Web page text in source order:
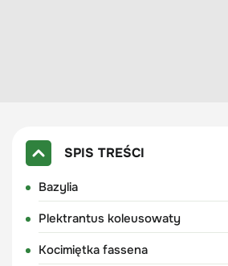
SPIS TREŚCI
Bazylia
Plektrantus koleusowaty
Kocimiętka fassena